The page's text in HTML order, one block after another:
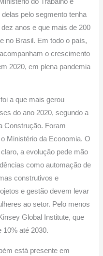
pelo segmento tenha
anos e que mais de 200
no Brasil. Em todo o país,
o crescimento
2020, em plena pandemia
a que mais gerou
do ano 2020, segundo a
Construção. Foram
Ministério da Economia. O
a evolução pede mão
como automação de
construtivos e
e gestão devem levar
ao setor. Pelo menos
Global Institute, que
10% até 2030.
está presente em